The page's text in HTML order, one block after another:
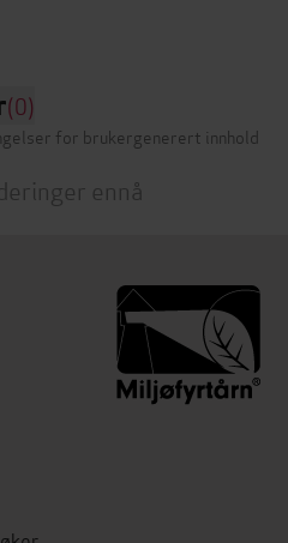
(0)
for brukergenerert innhold
ennå